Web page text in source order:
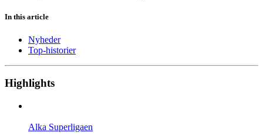
In this article
Nyheder
Top-historier
Highlights
Alka Superligaen